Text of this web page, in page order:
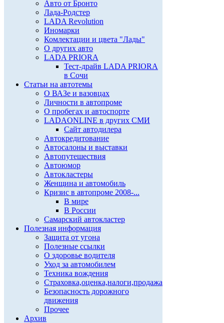
Авто от Бронто
Лада-Родстер
LADA Revolution
Иномарки
Комлектации и цвета "Лады"
О других авто
LADA PRIORA
Тест-драйв LADA PRIORA
в Сочи
Статьи на автотемы
О ВАЗе и вазовцах
Личности в автопроме
О пробегах и автоспорте
LADAONLINE в других СМИ
Сайт автодилера
Автокредитование
Автосалоны и выставки
Автопутешествия
Автоюмор
Автокластеры
Женщина и автомобиль
Кризис в автопроме 2008-...
В мире
В России
Самарский автокластер
Полезная информация
Защита от угона
Полезные ссылки
О здоровье водителя
Уход за автомобилем
Техника вождения
Страховка,оценка,налоги,продажа
Безопасность дорожного
движения
Прочее
Архив